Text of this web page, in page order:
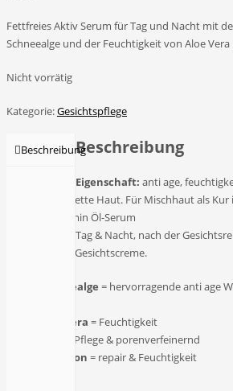
Fettfreies Aktiv Serum für Tag und Nacht mit
Schneealge und der Feuchtigkeit von Aloe
Nicht vorrätig
Kategorie:Gesichtspflege
BeschreibungBeschreibung
Eigenschaft: anti age,
für fette Haut. Für Mischhaut als
unserem Vitamin Öl-Serum
Tag & Nacht, nach der
Auftragen der Gesichtscreme.
Schneealge = hervorragende anti age
Aloe Vera = Feuchtigkeit
= Pflege & porenverfeinernd
Hyaluron = repair & Feuchtigkeit